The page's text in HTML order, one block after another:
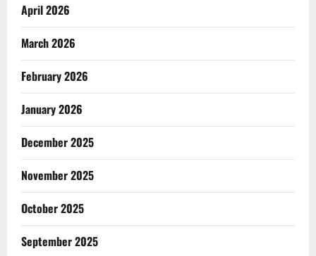
April 2026
March 2026
February 2026
January 2026
December 2025
November 2025
October 2025
September 2025